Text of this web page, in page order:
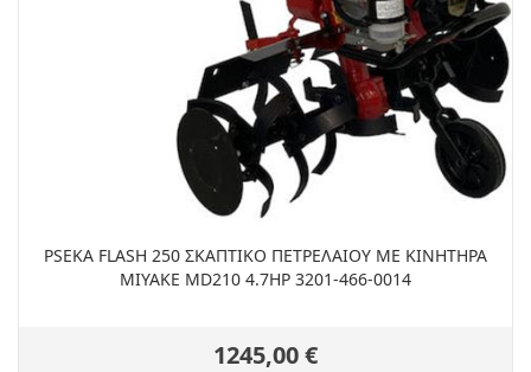
PSEKA FLASH 250 ΣΚΑΠΤΙΚΟ ΠΕΤΡΕΛΑΙΟΥ ΜΕ ΚΙΝΗΤΗΡΑ
MIYAKE MD210 4.7HP 3201-466-0014
1245,00 €